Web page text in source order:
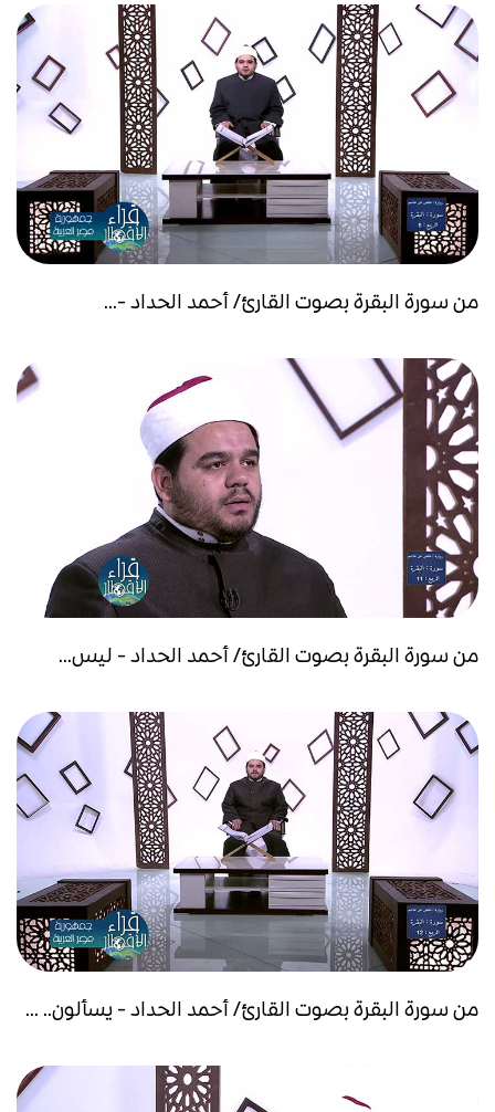
من سورة البقرة بصوت القارئ/ أحمد الحداد -...
من سورة البقرة بصوت القارئ/ أحمد الحداد - ليس...
من سورة البقرة بصوت القارئ/ أحمد الحداد - يسألون.. ...